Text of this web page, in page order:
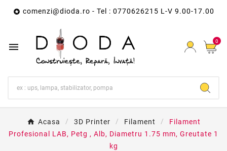
 comenzi@dioda.ro - Tel : 0770626215 L-V 9.00-17.00
 0
Acasa 3D Printer Filament
Filament
Profesional LAB, Petg , Alb, Diametru 1.75 mm, Greutate 1
kg